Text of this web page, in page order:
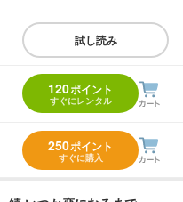
試し読み
120ポイント
すぐにレンタル
250ポイント
すぐに購入